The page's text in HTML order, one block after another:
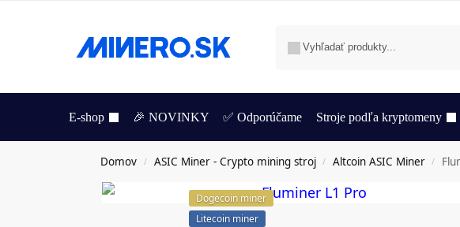
E-shop 🎉 NOVINKY ✅ Odporúčame Stroje podľa kryptomeny
Domov / ASIC Miner - Crypto mining stroj / Altcoin ASIC Miner /
Dogecoin miner
Litecoin miner